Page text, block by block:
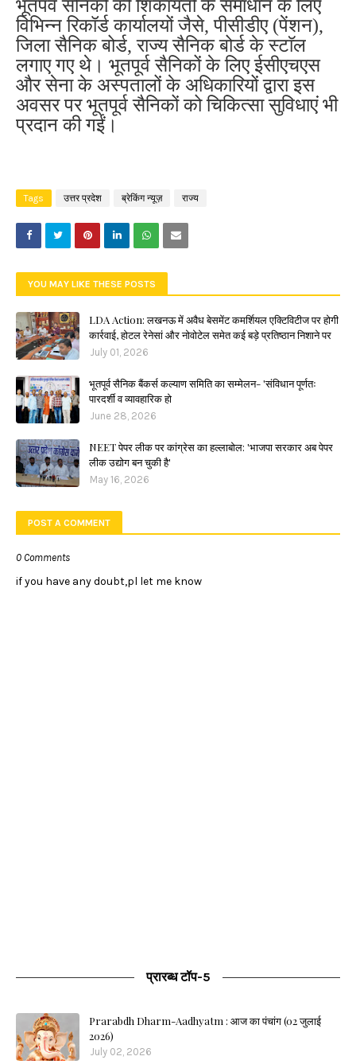
भूतपर्व सैनिकों की शिकायतों के समाधान के लिए
विभिन्न रिकॉर्ड कार्यालयों जैसे, पीसीडीए (पेंशन), ​​
जिला सैनिक बोर्ड, राज्य सैनिक बोर्ड के स्टाॅल
लगाए गए थे। भूतपूर्व सैनिकों के लिए ईसीएचएस
और सेना के अस्पतालों के अधिकारियों द्वारा इस
अवसर पर भूतपूर्व सैनिकों को चिकित्सा सुविधाएं भी
प्रदान की गईं।
Tags उत्तर प्रदेश ब्रेकिंग न्यूज़ राज्य
YOU MAY LIKE THESE POSTS
LDA Action: लखनऊ में अवैध बेसमेंट कमर्शियल एक्टिविटीज पर होगी
कार्रवाई, होटल रेनेसां और नोवोटेल समेत कई बड़े प्रतिष्ठान निशाने पर
July 01, 2026
भूतपूर्व सैनिक बैंकर्स कल्याण समिति का सम्मेलन- 'संविधान पूर्णतः
पारदर्शी व व्यावहारिक हो
June 28, 2026
NEET पेपर लीक पर कांग्रेस का हल्लाबोल: 'भाजपा सरकार अब पेपर
लीक उद्योग बन चुकी है'
May 16, 2026
POST A COMMENT
0 Comments
if you have any doubt,pl let me know
प्रारब्ध टॉप-5
Prarabdh Dharm-Aadhyatm : आज का पंचांग (02 जुलाई
2026)
July 02, 2026